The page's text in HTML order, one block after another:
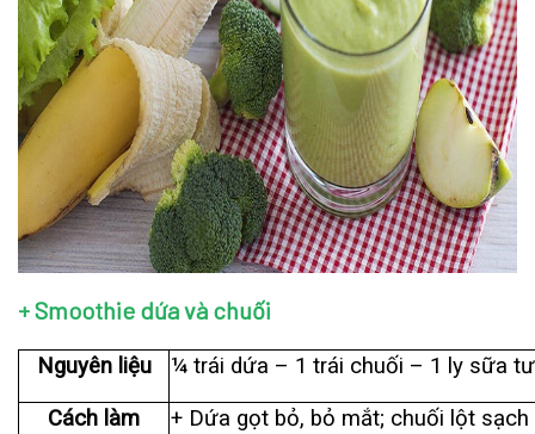
+ Smoothie dứa và chuối
Nguyên liệu
¼ trái dứa – 1 trái chuối – 1 ly sữa
Cách làm
+ Dứa gọt bỏ, bỏ mắt; chuối lột